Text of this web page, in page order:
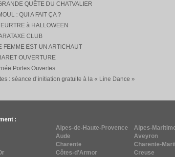
QUÊTE DU CHATVALIER
: QUI A FAIT ÇA ?
à HALLOWEEN
CLUB
FEMME EST UN ARTICHAUT
OUVERTURE
Portes Ouvertes
: séance d’initiation gratuite à la « Line Dance »
:
Alpes-de-Haute-Provence Alpes-
Aude Aveyron
Charente Charente-
Côtes-d'Armor Creuse